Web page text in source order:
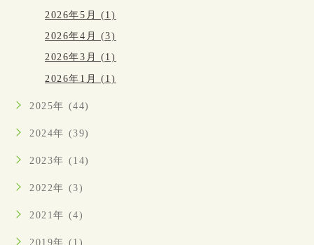
2026年5月 (1)
2026年4月 (3)
2026年3月 (1)
2026年1月 (1)
2025年 (44)
2024年 (39)
2023年 (14)
2022年 (3)
2021年 (4)
2019年 (1)